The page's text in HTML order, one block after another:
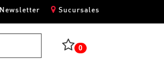
Newsletter Sucursales
0